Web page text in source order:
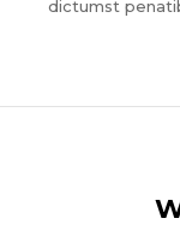
dictumst